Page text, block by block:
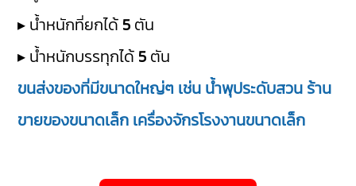
▸ น้ำหนักที่ยกได้ 5 ตัน
▸ น้ำหนักบรรทุกได้ 5 ตัน
ขนส่งของที่มีขนาดใหญ่ๆ เช่น น้ำพุประดับสวน ร้าน
ขายของขนาดเล็ก เครื่องจักรโรงงานขนาดเล็ก